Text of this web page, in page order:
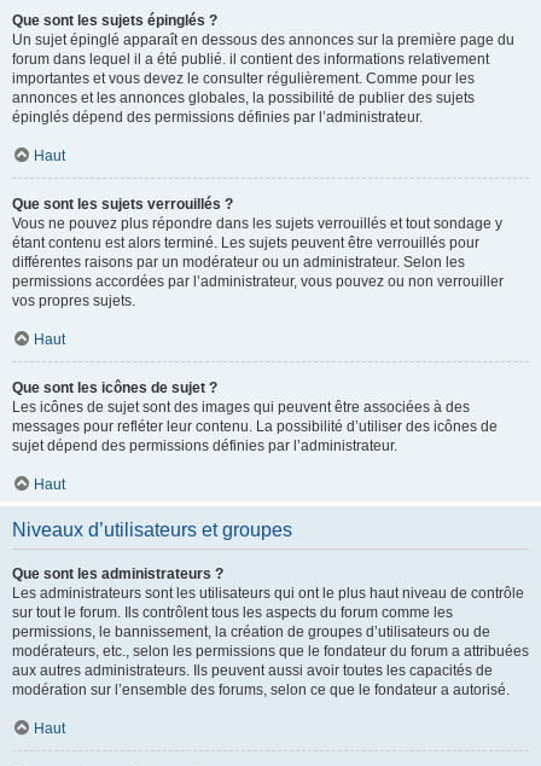
Que sont les sujets épinglés ?
Un sujet épinglé apparaît en dessous des annonces sur la première page du
forum dans lequel il a été publié. il contient des informations relativement
importantes et vous devez le consulter régulièrement. Comme pour les
annonces et les annonces globales, la possibilité de publier des sujets
épinglés dépend des permissions définies par l’administrateur.
Haut
Que sont les sujets verrouillés ?
Vous ne pouvez plus répondre dans les sujets verrouillés et tout sondage y
étant contenu est alors terminé. Les sujets peuvent être verrouillés pour
différentes raisons par un modérateur ou un administrateur. Selon les
permissions accordées par l’administrateur, vous pouvez ou non verrouiller
vos propres sujets.
Haut
Que sont les icônes de sujet ?
Les icônes de sujet sont des images qui peuvent être associées à des
messages pour refléter leur contenu. La possibilité d’utiliser des icônes de
sujet dépend des permissions définies par l’administrateur.
Haut
Niveaux d’utilisateurs et groupes
Que sont les administrateurs ?
Les administrateurs sont les utilisateurs qui ont le plus haut niveau de contrôle
sur tout le forum. Ils contrôlent tous les aspects du forum comme les
permissions, le bannissement, la création de groupes d’utilisateurs ou de
modérateurs, etc., selon les permissions que le fondateur du forum a attribuées
aux autres administrateurs. Ils peuvent aussi avoir toutes les capacités de
modération sur l’ensemble des forums, selon ce que le fondateur a autorisé.
Haut